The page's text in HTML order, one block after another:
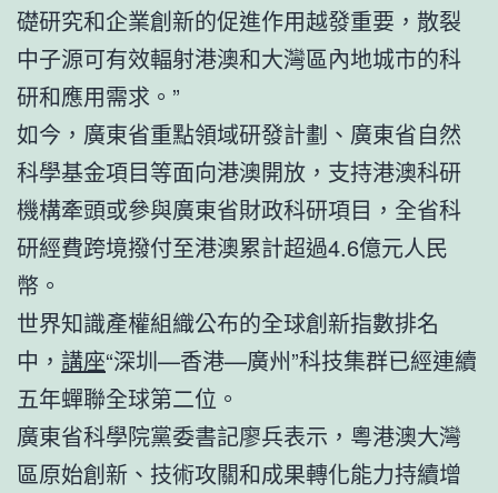
礎研究和企業創新的促進作用越發重要，散裂
中子源可有效輻射港澳和大灣區內地城市的科
研和應用需求。”
如今，廣東省重點領域研發計劃、廣東省自然
科學基金項目等面向港澳開放，支持港澳科研
機構牽頭或參與廣東省財政科研項目，全省科
研經費跨境撥付至港澳累計超過4.6億元人民
幣。
世界知識產權組織公布的全球創新指數排名
中， 講座“深圳—香港—廣州”科技集群已經連續
五年蟬聯全球第二位。
廣東省科學院黨委書記廖兵表示，粵港澳大灣
區原始創新、技術攻關和成果轉化能力持續增